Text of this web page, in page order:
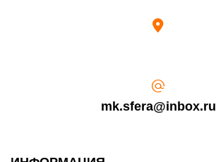
mk.sfera@inbox.ru